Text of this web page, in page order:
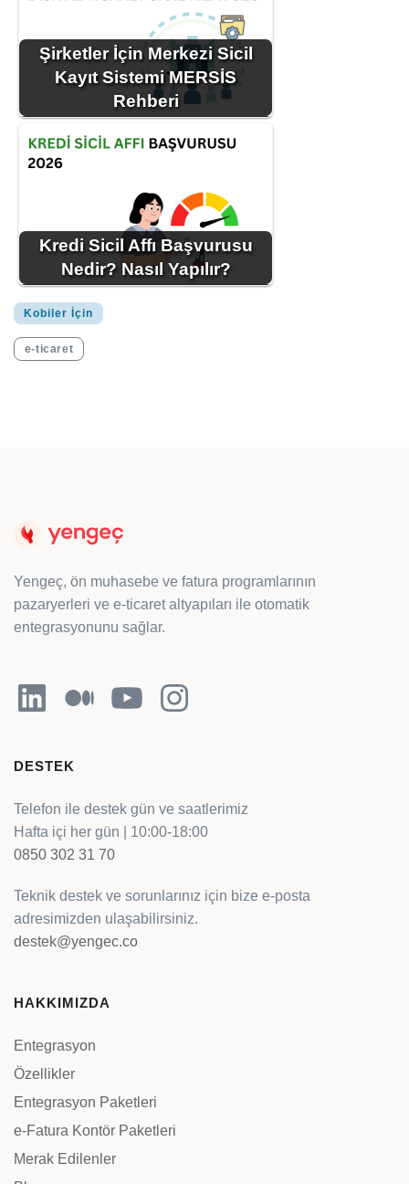
Şirketler İçin Merkezi Sicil
Kayıt Sistemi MERSİS
Rehberi
Kredi Sicil Affı Başvurusu
Nedir? Nasıl Yapılır?
Kobiler İçin
e-ticaret
Yengeç, ön muhasebe ve fatura programlarının
pazaryerleri ve e-ticaret altyapıları ile otomatik
entegrasyonunu sağlar.
LinkedInOrta YouTube Instagram
DESTEK
Telefon ile destek gün ve saatlerimiz
Hafta içi her gün | 10:00-18:00
0850 302 31 70
Teknik destek ve sorunlarınız için bize e-posta
adresimizden ulaşabilirsiniz.
destek@yengec.co
HAKKIMIZDA
Entegrasyon
Özellikler
Entegrasyon Paketleri
e-Fatura Kontör Paketleri
Merak Edilenler